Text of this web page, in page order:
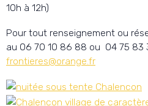
10h à 12h)
Pour tout renseignement ou
au 06 70 10 86 88 ou 04 75 83
frontieres@orange.fr